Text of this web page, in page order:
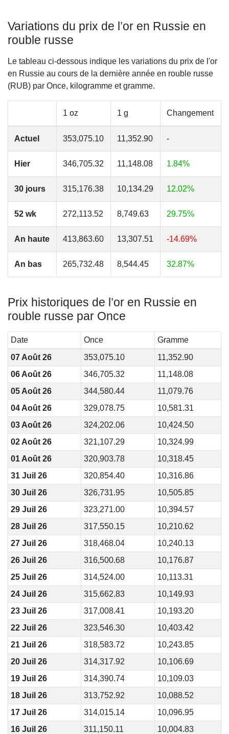
Variations du prix de l’or en Russie en
rouble russe
Le tableau ci-dessous indique les variations du prix de l'or
en Russie au cours de la dernière année en rouble russe
(RUB) par Once, kilogramme et gramme.
1 oz 1 g Changement
Actuel 353,075.10 11,352.90 -
Hier 346,705.32 11,148.08 1.84%
30 jours 315,176.38 10,134.29 12.02%
52 wk 272,113.52 8,749.63 29.75%
An haute 413,863.60 13,307.51 -14.69%
An bas 265,732.48 8,544.45 32.87%
Prix historiques de l’or en Russie en
rouble russe par Once
Date Once
Gramme
07 Août 26
353,075.10
11,352.90
06 Août 26
346,705.32
11,148.08
05 Août 26
344,580.44
11,079.76
04 Août 26
329,078.75
10,581.31
03 Août 26
324,202.06
10,424.50
02 Août 26
321,107.29
10,324.99
01 Août 26
320,903.78
10,318.45
31 Juil 26
320,854.40
10,316.86
30 Juil 26
326,731.95
10,505.85
29 Juil 26
323,271.00
10,394.57
28 Juil 26
317,550.15
10,210.62
27 Juil 26
318,468.04
10,240.13
26 Juil 26
316,500.68
10,176.87
25 Juil 26
314,524.00
10,113.31
24 Juil 26
315,662.83
10,149.93
23 Juil 26
317,008.41
10,193.20
22 Juil 26
323,546.30
10,403.42
21 Juil 26
318,583.72
10,243.85
20 Juil 26
314,317.92
10,106.69
19 Juil 26
314,390.74
10,109.03
18 Juil 26
313,752.92
10,088.52
17 Juil 26
314,015.14
10,096.95
16 Juil 26
311,150.11
10,004.83